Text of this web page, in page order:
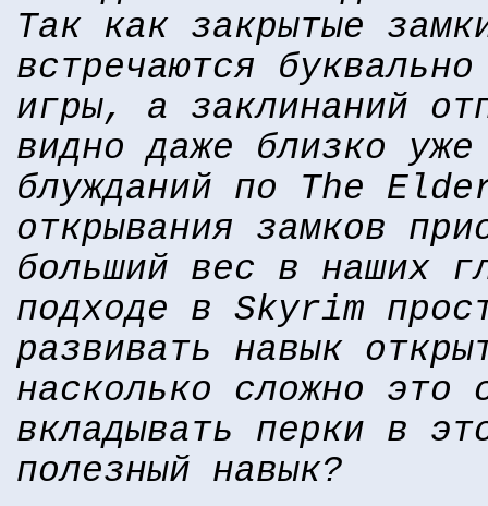
Так как закрытые
встречаются
игры, а заклинаний
видно даже близко
блужданий по The
открывания замков
больший вес в наших
подходе в Skyrim
развивать навык
насколько сложно это
вкладывать перки в
полезный навык?